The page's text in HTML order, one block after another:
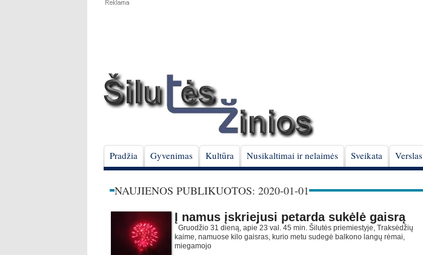
Pradžia Gyvenimas Kultūra Nusikaltimai ir nelaimės Sveikata Verslas
NAUJIENOS PUBLIKUOTOS: 2020-01-01
Į namus įskriejusi petarda sukėlė gaisrą
Gruodžio 31 dieną, apie 23 val. 45 min. Šilutės priemiestyje, Traksėdžių
kaime, namuose kilo gaisras, kurio metu sudegė balkono langų rėmai,
miegamojo